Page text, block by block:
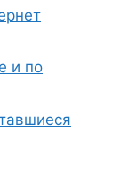
и по